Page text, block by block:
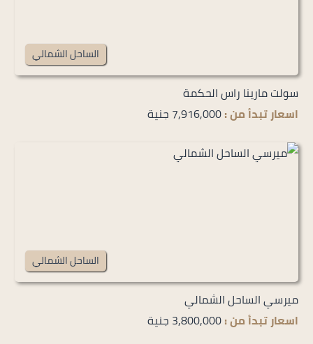
الساحل الشمالي
سولت مارينا راس الحكمة
اسعار تبدأ من :7,916,000 جنية
الساحل الشمالي
ميرسي الساحل الشمالي
اسعار تبدأ من :3,800,000 جنية